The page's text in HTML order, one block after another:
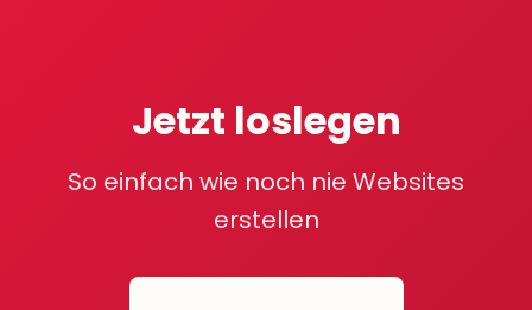
Jetzt loslegen
So einfach wie noch nie Websites
erstellen